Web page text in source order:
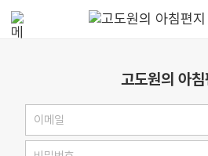
고도원의 아침